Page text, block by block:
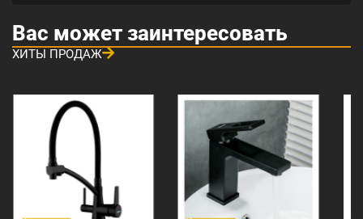
Вас может заинтересовать
ХИТЫ ПРОДАЖ